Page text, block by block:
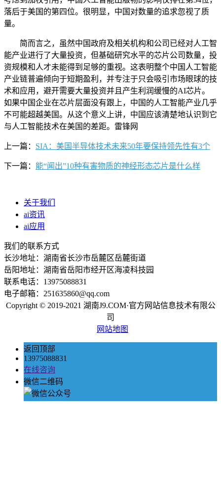
落后于美国的第四位。很明显，中国对数量的追求忽视了质
量。
简而言之，虽然中国政府及相关机构和公司已经对人工智
能产业进行了大量投资，但基础研究水平的芯片公司数量，投
资规模和人才未能得到足够的重视。这表明整个中国人工智能
产业链普遍倾向于短期盈利，并专注于只会吸引市场眼球的技
术和应用，避开需要大量投资并且产生利润缓慢的AI芯片。
如果中国企业在芯片层面没有跟上，中国的人工智能产业几乎
不可能超越美国。从这个意义上讲，中国应该清楚地认识到它
与人工智能技术在美国的差距。雷锋网
上一篇： SIA：美国半导体技术未来50年要保持领先性有3个
下一篇： 能“闻出”10种有害物质的神经形态芯片是什么样
关于我们
ai资讯
ai应用
我们的联系方式
长沙地址：湖南省长沙市岳麓区岳麓街道
岳阳地址：湖南省岳阳市经开区海凌科技园
联系电话：13975088831
电子邮箱：251635860@qq.com
Copyright © 2019-2021 湖南J9.COM·官方网站信息技术有限公
司
网站地图
返回顶部
13975088831
在线咨询
微信二维码